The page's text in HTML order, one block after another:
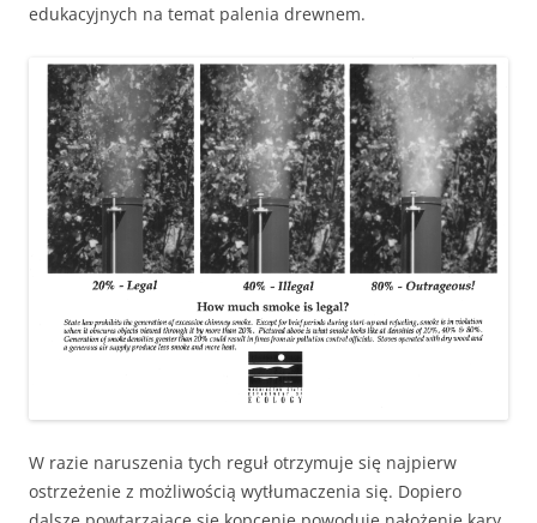
edukacyjnych na temat palenia drewnem.
W razie naruszenia tych reguł otrzymuje się najpierw
ostrzeżenie z możliwością wytłumaczenia się. Dopiero